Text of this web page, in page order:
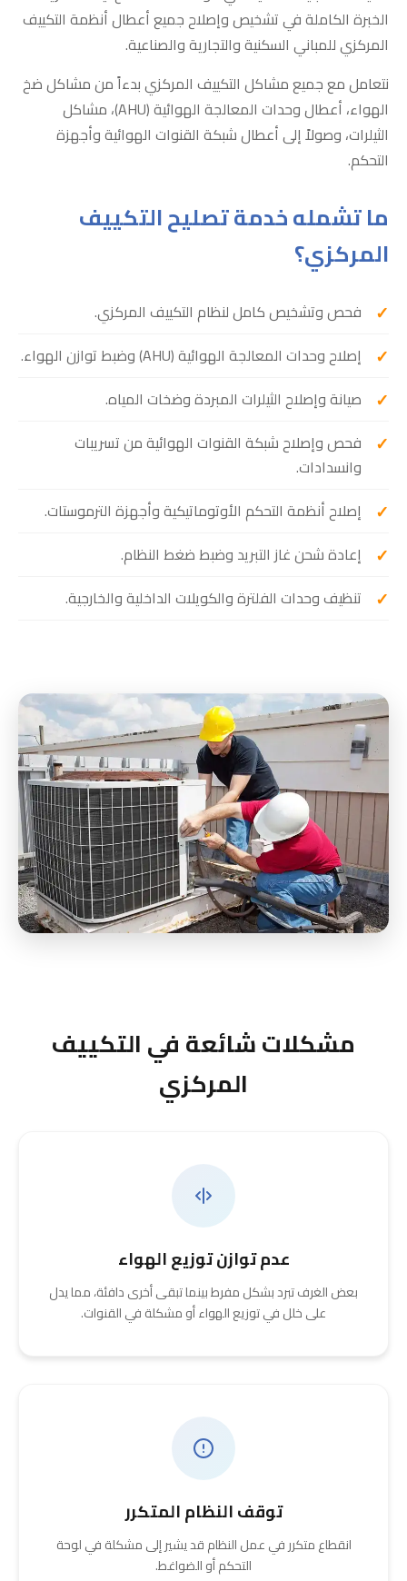
الخبرة الكاملة في تشخيص وإصلاح جميع أعطال أنظمة التكييف
المركزي للمباني السكنية والتجارية والصناعية.
نتعامل مع جميع مشاكل التكييف المركزي بدءاً من مشاكل ضخ
الهواء، أعطال وحدات المعالجة الهوائية (AHU)، مشاكل
الثيلرات، وصولاً إلى أعطال شبكة القنوات الهوائية وأجهزة
التحكم.
ما تشمله خدمة تصليح التكييف
المركزي؟
فحص وتشخيص كامل لنظام التكييف المركزي.
إصلاح وحدات المعالجة الهوائية (AHU) وضبط توازن الهواء.
صيانة وإصلاح الثيلرات المبردة وضخات المياه.
فحص وإصلاح شبكة القنوات الهوائية من تسريبات
وانسدادات.
إصلاح أنظمة التحكم الأوتوماتيكية وأجهزة الترموستات.
إعادة شحن غاز التبريد وضبط ضغط النظام.
تنظيف وحدات الفلترة والكويلات الداخلية والخارجية.
مشكلات شائعة في التكييف
المركزي
عدم توازن توزيع الهواء
بعض الغرف تبرد بشكل مفرط بينما تبقى أخرى دافئة، مما يدل
على خلل في توزيع الهواء أو مشكلة في القنوات.
توقف النظام المتكرر
انقطاع متكرر في عمل النظام قد يشير إلى مشكلة في لوحة
التحكم أو الضواغط.